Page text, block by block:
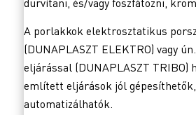
durvítani, és/vagy foszfátozni,
A porlakkok elektrosztatikus
(DUNAPLASZT ELEKTRO) vagy
eljárással (DUNAPLASZT TRIBO)
említett eljárások jól
automatizálhatók.